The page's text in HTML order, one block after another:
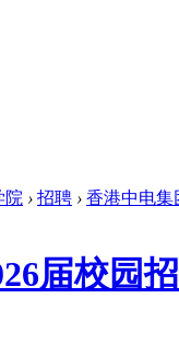
院 › 招聘 › 香港中电集
届校园